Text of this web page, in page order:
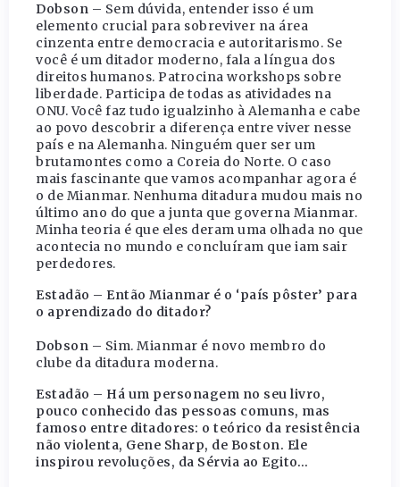
Dobson – Sem dúvida, entender isso é um
elemento crucial para sobreviver na área
cinzenta entre democracia e autoritarismo. Se
você é um ditador moderno, fala a língua dos
direitos humanos. Patrocina workshops sobre
liberdade. Participa de todas as atividades na
ONU. Você faz tudo igualzinho à Alemanha e cabe
ao povo descobrir a diferença entre viver nesse
país e na Alemanha. Ninguém quer ser um
brutamontes como a Coreia do Norte. O caso
mais fascinante que vamos acompanhar agora é
o de Mianmar. Nenhuma ditadura mudou mais no
último ano do que a junta que governa Mianmar.
Minha teoria é que eles deram uma olhada no que
acontecia no mundo e concluíram que iam sair
perdedores.
Estadão – Então Mianmar é o ‘país pôster’ para
o aprendizado do ditador?
Dobson – Sim. Mianmar é novo membro do
clube da ditadura moderna.
Estadão – Há um personagem no seu livro,
pouco conhecido das pessoas comuns, mas
famoso entre ditadores: o teórico da resistência
não violenta, Gene Sharp, de Boston. Ele
inspirou revoluções, da Sérvia ao Egito…